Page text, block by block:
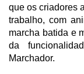
que os criadores
trabalho, com
marcha batida e
da
Marchador.